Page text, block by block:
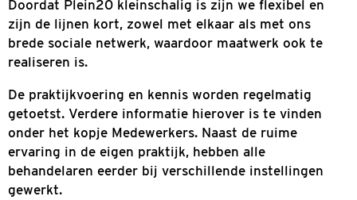
ZORGVISIE
We werken op basis van ‘best practice’ en
belangrijk. We vinden het ook van belang om
mogelijk aan te sluiten bij de hulpvraag van
en/of de (jong-)volwassene. Dit vereist
Doordat Plein20 kleinschalig is zijn we
zijn de lijnen kort, zowel met elkaar als met